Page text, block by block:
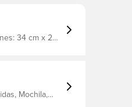
34 cm x 25
Mochila,